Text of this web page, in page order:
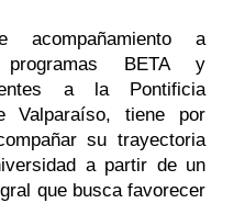
a
BETA y
a la Pontificia
Valparaíso, tiene por
su trayectoria
a partir de un
que busca favorecer